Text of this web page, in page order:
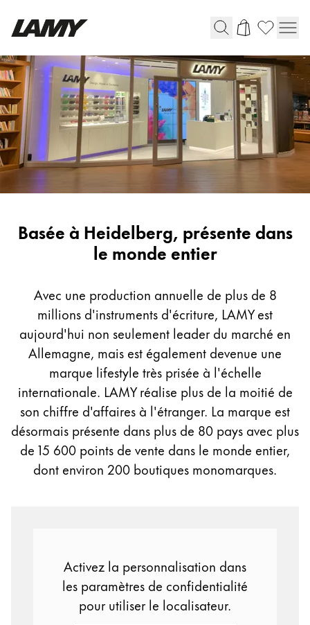
Instruments d'écriture
Stylo-plume
Stylo-bille
Stylo à pression/à vis
Roller
Stylo multi-système
Digital Writing
Peinture et Dessiner
Aquarelle
Crayons de couleur
Accessoires
Black Magic Edition
Accessoires et pièces de rechange
Carnets
LAMY
Worldwide
Basée à Heidelberg, présente dans
le monde entier
Avec une production annuelle de plus de 8
millions d'instruments d'écriture, LAMY est
aujourd'hui non seulement leader du marché en
Allemagne, mais est également devenue une
marque lifestyle très prisée à l'échelle
internationale. LAMY réalise plus de la moitié de
son chiffre d'affaires à l'étranger. La marque est
désormais présente dans plus de 80 pays avec plus
de 15 600 points de vente dans le monde entier,
dont environ 200 boutiques monomarques.
Activez la personnalisation dans
les paramètres de confidentialité
pour utiliser le localisateur.